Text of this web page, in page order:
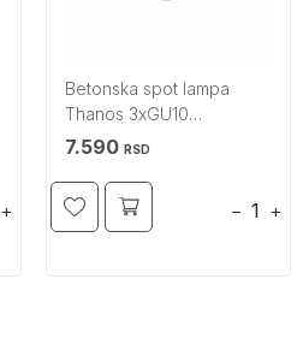
+
Betonska spot lampa
Thanos 3xGU10
BRILLIANT
7.590 RSD
− +